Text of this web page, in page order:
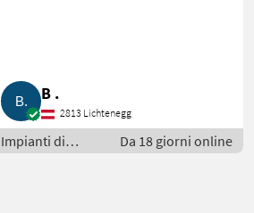
B .
2813 Lichtenegg
Impianti di
movimentazione
Da 18 giorni online